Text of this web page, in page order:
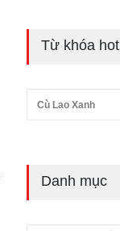
Từ khóa hot
Cù Lao Xanh
Danh mục